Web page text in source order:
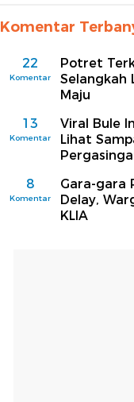
Komentar
22
Komentar
Potret
Selangkah
Maju
13
Komentar
Viral Bule
Lihat
8
Komentar
Gara-gara
Delay,
KLIA